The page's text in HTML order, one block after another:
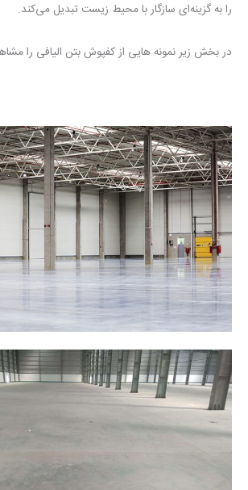
را به گزینه‌ای سازگار با محیط زیست تبدیل می‌کند.
در بخش زیر نمونه هایی از کفپوش بتن الیافی را